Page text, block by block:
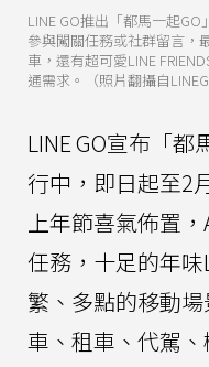
LINE GO推出「都馬一起
參與闖關任務或社群留言，
車，還有超可愛LINE
通需求。（照片翻攝自LINEG
LINE GO宣布「都
行中，即日起至2
上年節喜氣佈置
任務，十足的年
繁、多點的移動
車、租車、代駕